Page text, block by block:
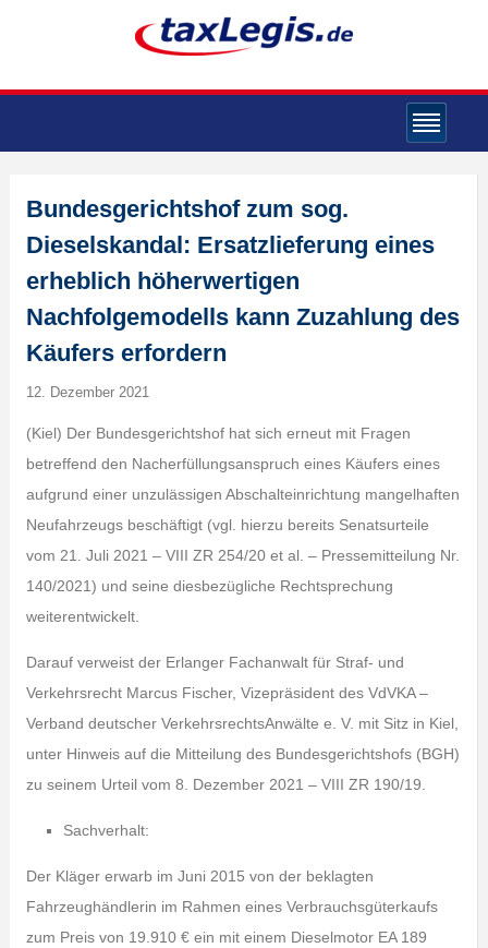
Bundesgerichtshof zum sog.
Dieselskandal: Ersatzlieferung eines
erheblich höherwertigen
Nachfolgemodells kann Zuzahlung des
Käufers erfordern
12. Dezember 2021
(Kiel) Der Bundesgerichtshof hat sich erneut mit Fragen
betreffend den Nacherfüllungsanspruch eines Käufers eines
aufgrund einer unzulässigen Abschalteinrichtung mangelhaften
Neufahrzeugs beschäftigt (vgl. hierzu bereits Senatsurteile
vom 21. Juli 2021 – VIII ZR 254/20 et al. – Pressemitteilung Nr.
140/2021) und seine diesbezügliche Rechtsprechung
weiterentwickelt.
Darauf verweist der Erlanger Fachanwalt für Straf- und
Verkehrsrecht Marcus Fischer, Vizepräsident des VdVKA –
Verband deutscher VerkehrsrechtsAnwälte e. V. mit Sitz in Kiel,
unter Hinweis auf die Mitteilung des Bundesgerichtshofs (BGH)
zu seinem Urteil vom 8. Dezember 2021 – VIII ZR 190/19.
Sachverhalt:
Der Kläger erwarb im Juni 2015 von der beklagten
Fahrzeughändlerin im Rahmen eines Verbrauchsgüterkaufs
zum Preis von 19.910 € ein mit einem Dieselmotor EA 189